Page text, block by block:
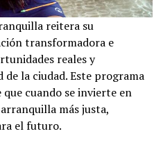
reitera su
transformadora e
reales y
la ciudad. Este programa
cuando se invierte en
más justa,
el futuro.